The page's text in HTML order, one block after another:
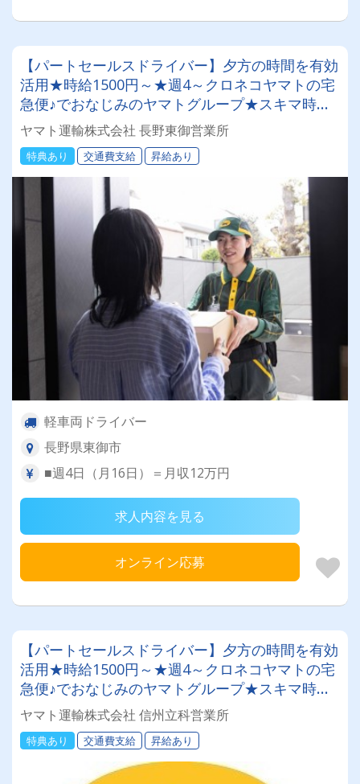
【パートセールスドライバー】夕方の時間を有効
活用★時給1500円～★週4～クロネコヤマトの宅
急便♪でおなじみのヤマトグループ★スキマ時間
で収入を◎ 業界最大手★知識・技術研修充実◎
明確な評価制度でやりがい◎アルバイトでも社
割・持ち株制度・健康診断など福利厚生充実★社
員登用制度あり★Wワーク・副業にもピッタリ♪
ヤマト運輸株式会社 長野東御営業所
特典あり 交通費支給 昇給あり
軽車両ドライバー
長野県東御市
■週4日（月16日）＝月収12万円
求人内容を見る
オンライン応募
【パートセールスドライバー】夕方の時間を有効
活用★時給1500円～★週4～クロネコヤマトの宅
急便♪でおなじみのヤマトグループ★スキマ時間
で収入を◎ 業界最大手★知識・技術研修充実◎
明確な評価制度でやりがい◎アルバイトでも社
割・持ち株制度・健康診断など福利厚生充実★社
員登用制度あり★Wワーク・副業にもピッタリ♪
ヤマト運輸株式会社 信州立科営業所
特典あり 交通費支給 昇給あり